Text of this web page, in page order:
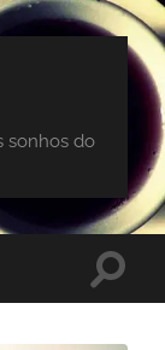
sonhos do
Toggle